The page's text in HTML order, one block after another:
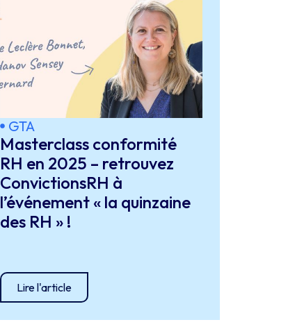
GTA
Masterclass conformité
RH en 2025 – retrouvez
ConvictionsRH à
l’événement « la quinzaine
des RH » !
Lire l'article